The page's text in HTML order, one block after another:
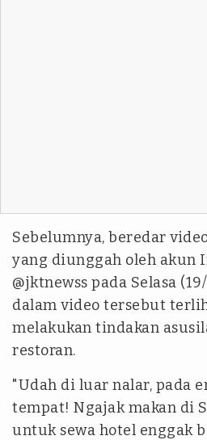
Sebelumnya, beredar
yang diunggah oleh akun
@jktnewss pada Selasa
dalam video tersebut
melakukan tindakan
restoran.
"Udah di luar nalar, pada
tempat! Ngajakmakan di
untuk sewa hotel enggak